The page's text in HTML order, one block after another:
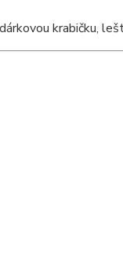
krabičku,